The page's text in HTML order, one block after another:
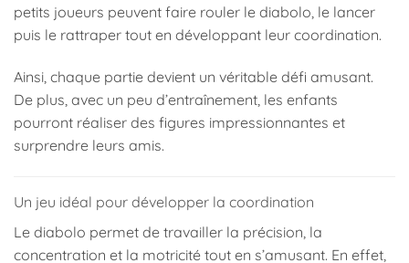
petits joueurs peuvent faire rouler le diabolo, le lancer
puis le rattraper tout en développant leur coordination.
Ainsi, chaque partie devient un véritable défi amusant.
De plus, avec un peu d’entraînement, les enfants
pourront réaliser des figures impressionnantes et
surprendre leurs amis.
Un jeu idéal pour développer la coordination
Le diabolo permet de travailler la précision, la
concentration et la motricité tout en s’amusant. En effet,